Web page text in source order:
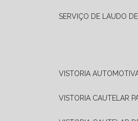
SERVIÇO DE LAUDO
VISTORIA
VISTORIA CAUTELAR